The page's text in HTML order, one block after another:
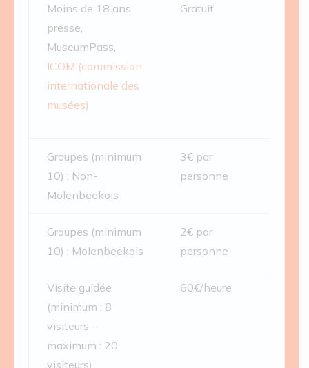
Moins de 18 ans,
presse,
MuseumPass,
ICOM (commission
internationale des
musées)
Gratuit
Groupes (minimum
10) : Non-
Molenbeekois
3€ par
personne
Groupes (minimum
10) : Molenbeekois
2€ par
personne
Visite guidée
(minimum : 8
visiteurs –
maximum : 20
visiteurs)
60€/heure